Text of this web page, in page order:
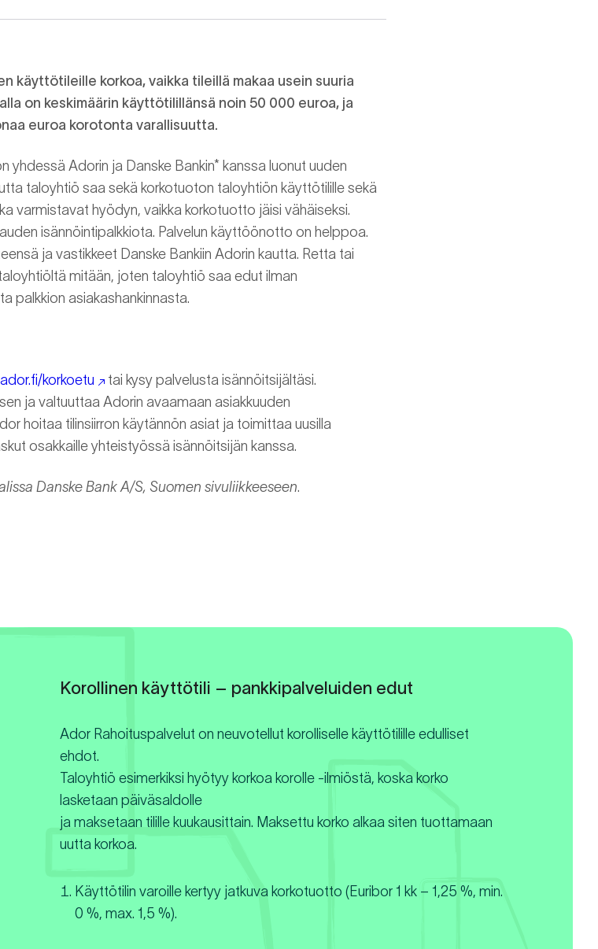
käyttötileille korkoa, vaikka tileillä makaa usein suuria
on keskimäärin käyttötilillänsä noin 50 000 euroa, ja
euroa korotonta varallisuutta.
yhdessä Adorin ja Danske Bankin* kanssa luonut uuden
taloyhtiö saa sekä korkotuoton taloyhtiön käyttötilille sekä
varmistavat hyödyn, vaikka korkotuotto jäisi vähäiseksi.
isännöintipalkkiota. Palvelun käyttöönotto on helppoa.
ja vastikkeet Danske Bankiin Adorin kautta. Retta tai
mitään, joten taloyhtiö saa edut ilman
palkkion asiakashankinnasta.
korkoetu
tai kysy palvelusta isännöitsijältäsi.
ja valtuuttaa Adorin avaamaan asiakkuuden
hoitaa tilinsiirron käytännön asiat ja toimittaa uusilla
osakkaille yhteistyössä isännöitsijän kanssa.
Danske Bank A/S, Suomen sivuliikkeeseen.
Korollinen käyttötili – pankkipalveluiden edut
Ador Rahoituspalvelut on neuvotellut korolliselle käyttötilille edulliset
ehdot.
Taloyhtiö esimerkiksi hyötyy korkoa korolle -ilmiöstä, koska korko
lasketaan päiväsaldolle
ja maksetaan tilille kuukausittain. Maksettu korko alkaa siten tuottamaan
uutta korkoa.
Käyttötilin varoille kertyy jatkuva korkotuotto (Euribor 1 kk – 1,25 %, min.
0 %, max. 1,5 %).